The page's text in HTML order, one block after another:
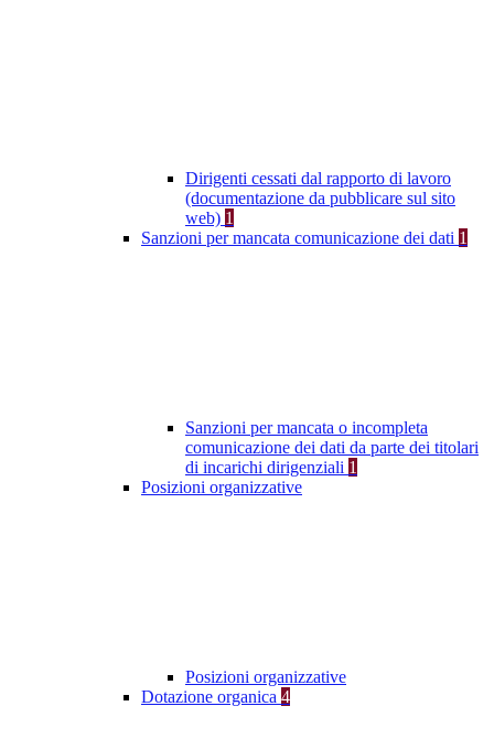
Dirigenti cessati dal rapporto di lavoro
(documentazione da pubblicare sul sito
web) 1
Sanzioni per mancata comunicazione dei dati 1
Sanzioni per mancata o incompleta
comunicazione dei dati da parte dei titolari
di incarichi dirigenziali 1
Posizioni organizzative
Posizioni organizzative
Dotazione organica 4